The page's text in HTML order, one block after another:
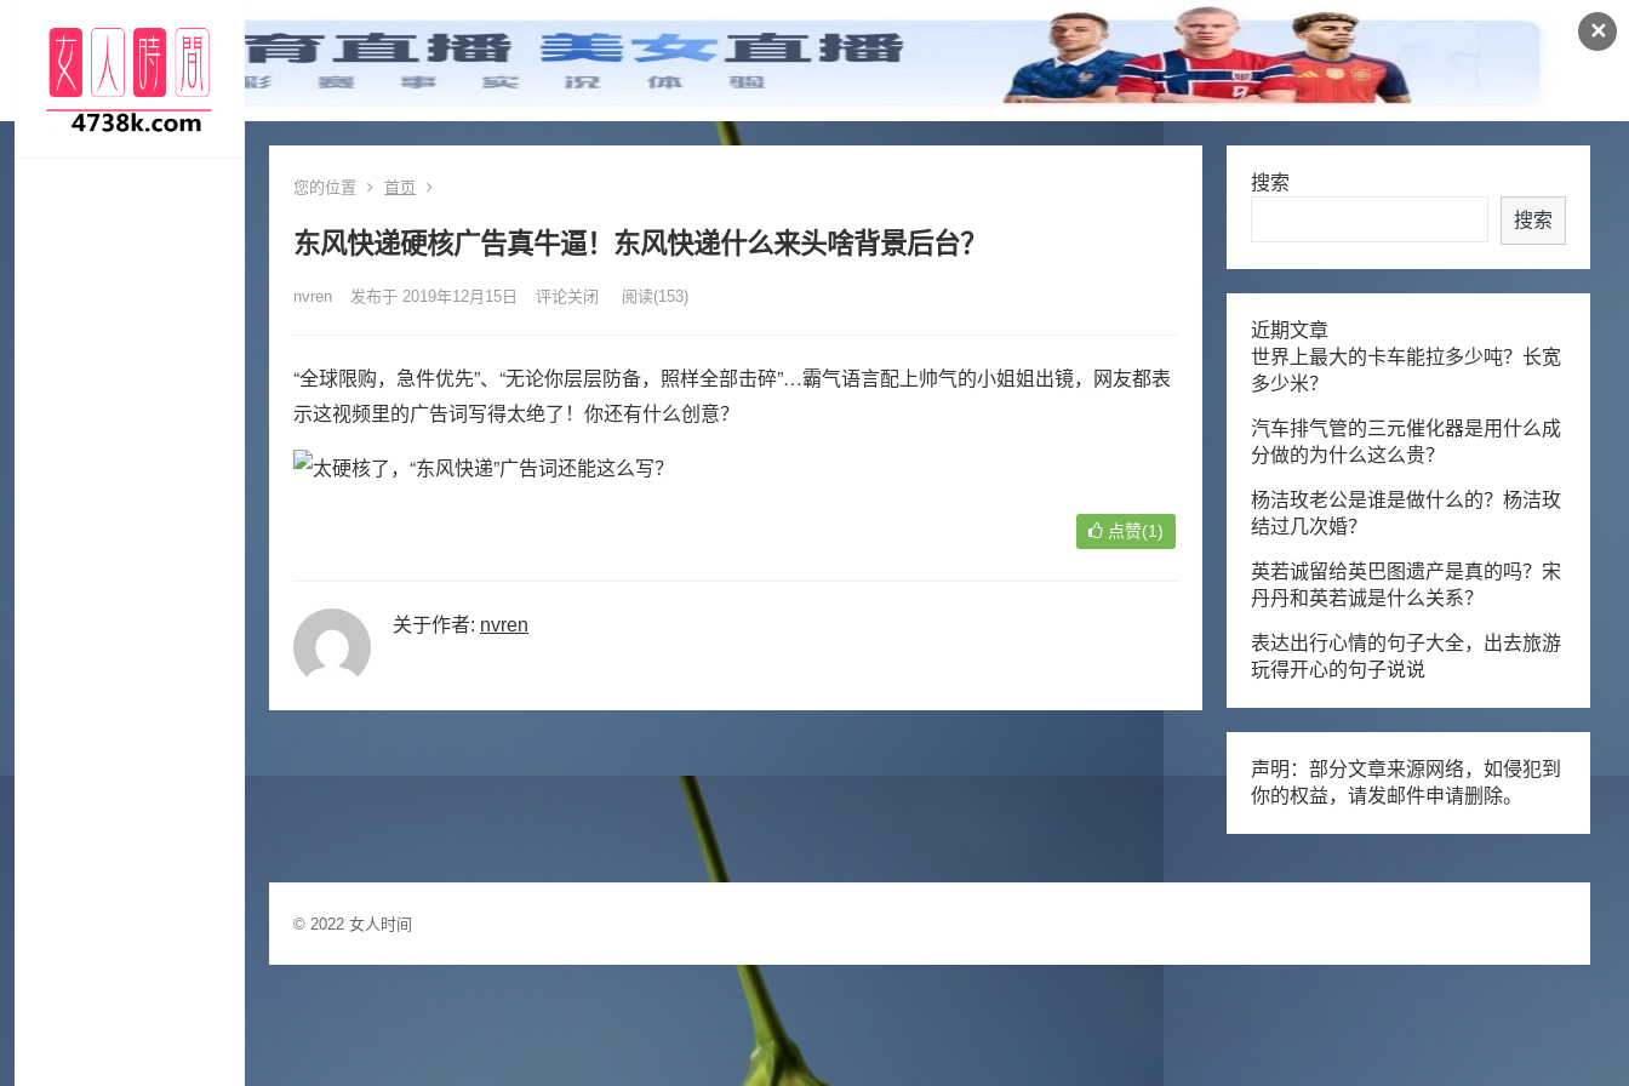
✕
您的位置 首页
东风快递硬核广告真牛逼！东风快递什么来头啥背景后台？
nvren 发布于 2019年12月15日 评论关闭 阅读(153)
“全球限购，急件优先”、“无论你层层防备，照样全部击碎”…霸气语言配上帅气的小姐姐出镜，网友都表
示这视频里的广告词写得太绝了！你还有什么创意？
点赞(1)
关于作者: nvren
搜索
搜索
近期文章
世界上最大的卡车能拉多少吨？长宽
多少米？
汽车排气管的三元催化器是用什么成
分做的为什么这么贵？
杨洁玫老公是谁是做什么的？杨洁玫
结过几次婚？
英若诚留给英巴图遗产是真的吗？宋
丹丹和英若诚是什么关系？
表达出行心情的句子大全，出去旅游
玩得开心的句子说说
声明：部分文章来源网络，如侵犯到
你的权益，请发邮件申请删除。
© 2022 女人时间